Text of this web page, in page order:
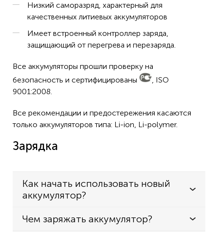
IC-F3061T
IC-F3062S
IC-F3063
IC-F3161
IC-F3161D
IC-F3161DS
IC-F3161DT
IC-F3161T
IC-F3163S
Низкий саморазряд, характерный для
качественных литиевых аккумуляторов
Имеет встроенный контроллер заряда,
защищающий от перегрева и перезаряда.
Все аккумуляторы прошли проверку на
безопасность и сертифицированы
, ISO
9001:2008.
Все рекомендации и предостережения касаются
только аккумуляторов типа: Li-ion, Li-polymer.
Зарядка
Как начать использовать новый
аккумулятор?
Чем заряжать аккумулятор?